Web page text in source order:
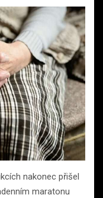
nakonec přišel
maratonu